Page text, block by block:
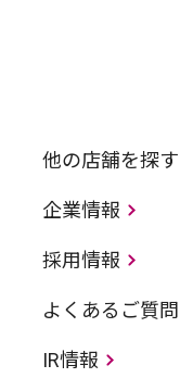
他の店舗を探す
企業情報
採用情報
よくあるご質問
IR情報